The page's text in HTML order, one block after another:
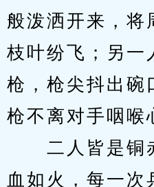
般泼洒开来，将
枝叶纷飞；另一
枪，枪尖抖出碗
枪不离对手咽喉
二人皆是铜
血如火，每一次